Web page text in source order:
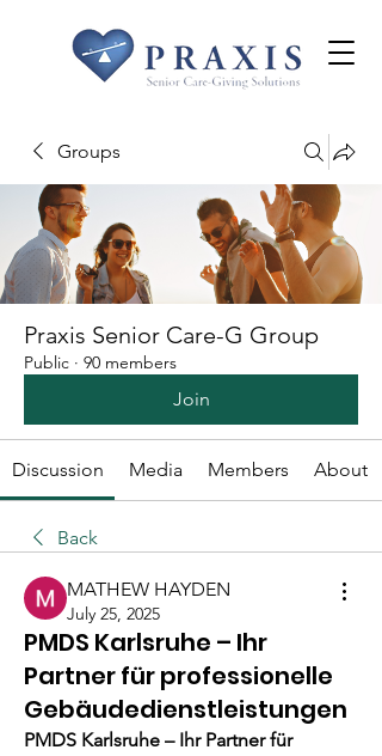
Groups
Praxis Senior Care-G Group
Public · 90 members
Join
Discussion Media Members About
Back
MATHEW HAYDEN
July 25, 2025
PMDS Karlsruhe – Ihr
Partner für professionelle
Gebäudedienstleistungen
PMDS Karlsruhe – Ihr Partner für